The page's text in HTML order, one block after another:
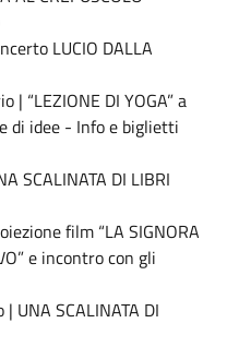
LUCIO DALLA
| “LEZIONE DI YOGA” a
di idee - Info e biglietti
SCALINATA DI LIBRI
film “LA SIGNORA
e incontro con gli
UNA SCALINATA DI